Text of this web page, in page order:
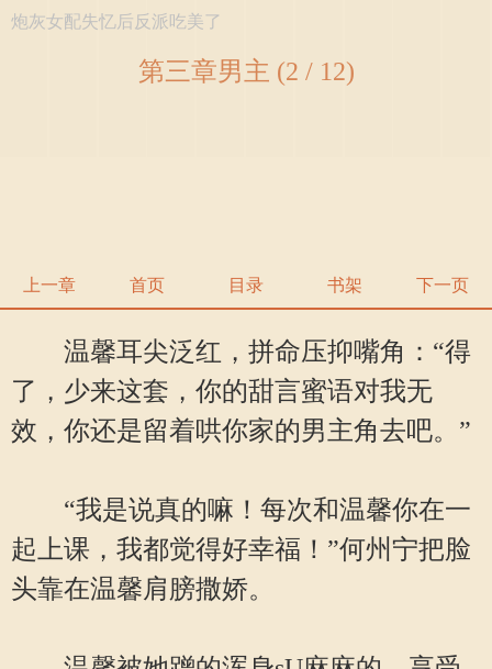
炮灰女配失忆后反派吃美了
第三章男主 (2 / 12)
上一章 首页 目录 书架 下一页
温馨耳尖泛红，拼命压抑嘴角：“得
了，少来这套，你的甜言蜜语对我无
效，你还是留着哄你家的男主角去吧。”
“我是说真的嘛！每次和温馨你在一
起上课，我都觉得好幸福！”何州宁把脸
头靠在温馨肩膀撒娇。